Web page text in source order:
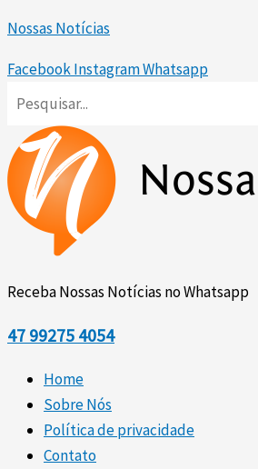
para
o
Nossas Notícias
FacebookInstagramWhatsapp
Receba Nossas Notícias no Whatsapp
47 99275 4054
Home
Sobre Nós
Política de privacidade
Contato